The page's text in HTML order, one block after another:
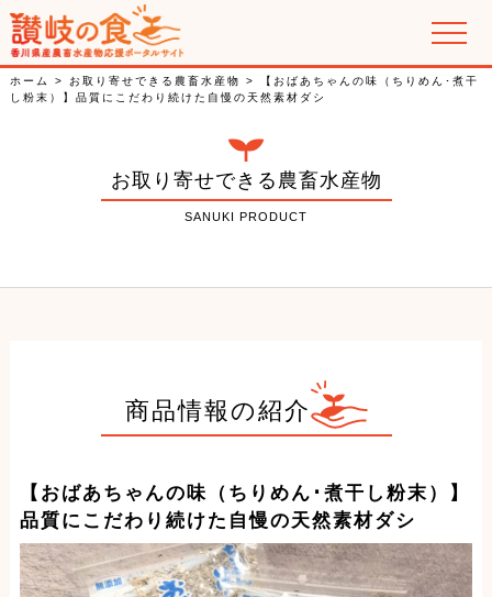
讃岐の郷土料理
特集
ホーム > お取り寄せできる農畜水産物 >
【おばあちゃんの味（ちりめん･煮干
し粉末）】品質にこだわり続けた自慢の天然素材ダシ
お取り寄せできる農畜水産物
SANUKI PRODUCT
商品情報の紹介
【おばあちゃんの味（ちりめん･煮干し粉末）】
品質にこだわり続けた自慢の天然素材ダシ